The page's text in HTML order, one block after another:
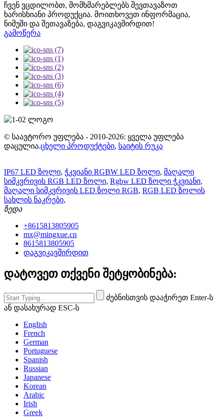
ჩვენ ვცდილობთ, მომხმარებლებს შევთავაზოთ
ხარისხიანი პროდუქცია. მოითხოვეთ ინფორმაცია,
ნიმუში და შეთავაზება, დაგვიკავშირდით!
გამოწერა
© საავტორო უფლება - 2010-2026: ყველა უფლება
დაცულია.ცხელი პროდუქტები, საიტის რუკა
IP67 LED ზოლი, ჭკვიანი RGBW LED ზოლი, მაღალი
სიმკვრივის RGB LED ზოლი, Rgbw LED ზოლი ჭკვიანი,
მაღალი სიმკვრივის LED ზოლი RGB, RGB LED ზოლის
სახლის ნაკრები,
ზედა
+8615813805905
mx@mingxue.cn
8615813805905
დაგვიკავშირდით
დატოვეთ თქვენი შეტყობინება:
ძებნისთვის დააჭირეთ Enter-ს
ან დასახურად ESC-ს
English
French
German
Portuguese
Spanish
Russian
Japanese
Korean
Arabic
Irish
Greek